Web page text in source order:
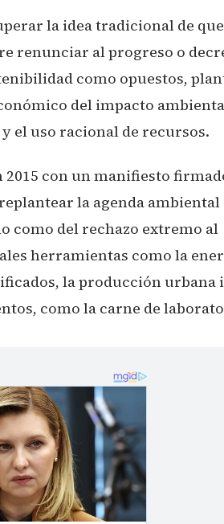
la idea tradicional de
renunciar al progreso o
como opuestos,
del impacto
el uso racional de recursos.
con un manifiesto
la agenda ambiental
como del rechazo extremo al
herramientas como la
la producción urbana
como la carne de